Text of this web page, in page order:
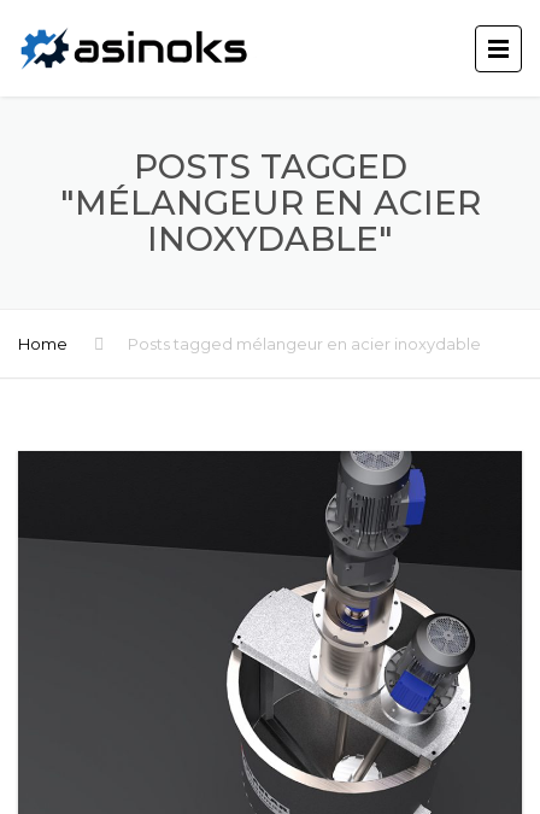
POSTS TAGGED
"MÉLANGEUR EN ACIER
INOXYDABLE"
Home Posts tagged mélangeur en acier inoxydable